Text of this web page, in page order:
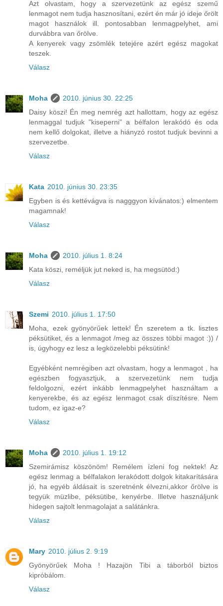
Azt olvastam, hogy a szervezetünk az egész szemű
lenmagot nem tudja hasznosítani, ezért én már jó ideje őrölt
magot használok ill. pontosabban lenmagpelyhet, ami
durvábbra van őrölve.
A kenyerek vagy zsömlék tetejére azért egész magokat
teszek.
Válasz
Moha
2010. június 30. 22:25
Daisy köszi! Én meg nemrég azt hallottam, hogy az egész
lenmaggal tudjuk "kiseperni" a bélfalon lerakódó és oda
nem kellő dolgokat, illetve a hiányzó rostot tudjuk bevinni a
szervezetbe.
Válasz
Kata 2010. június 30. 23:35
Egyben is és kettévágva is nagggyon kívánatos:) elmentem
magamnak!
Válasz
Moha
2010. július 1. 8:24
Kata köszi, reméljük jut neked is, ha megsütöd:)
Válasz
Szemi 2010. július 1. 17:50
Moha, ezek gyönyörűek lettek! Én szeretem a tk. lisztes
péksütiket, és a lenmagot /meg az összes többi magot :)) /
is, úgyhogy ez lesz a legközelebbi péksütink!
Egyébként nemrégiben azt olvastam, hogy a lenmagot , ha
egészben fogyasztjuk, a szervezetünk nem tudja
feldolgozni, ezért inkább lenmagpelyhet használtam a
kenyerekbe, és az egész lenmagot csak díszítésre. Nem
tudom, ez igaz-e?
Válasz
Moha
2010. július 1. 19:12
Szemirámisz köszönöm! Remélem ízleni fog nektek! Az
egész lenmag a bélfalakon lerakódott dolgok kitakarítására
jó, ha egyéb áldásait is szeretnénk élvezni,akkor őrölve is
tegyük müzlibe, péksütibe, kenyérbe. Illetve használjunk
hidegen sajtolt lenmagolajat a salátánkra.
Válasz
Mary 2010. július 2. 9:19
Gyönyörűek Moha ! Hazajön Tibi a táborból biztos
kipróbálom.
Válasz